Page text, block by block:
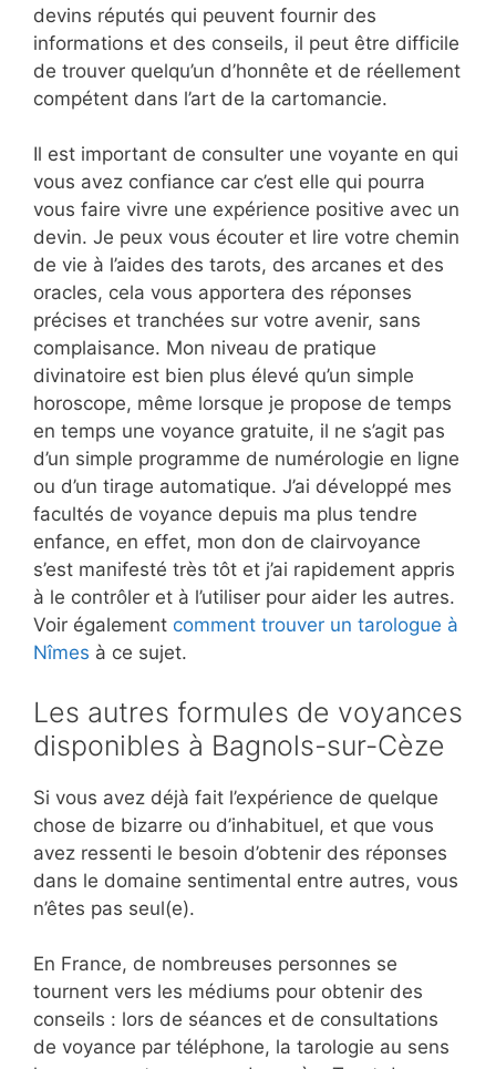
devins réputés qui peuvent fournir des
informations et des conseils, il peut être difficile
de trouver quelqu’un d’honnête et de réellement
compétent dans l’art de la cartomancie.
Il est important de consulter une voyante en qui
vous avez confiance car c’est elle qui pourra
vous faire vivre une expérience positive avec un
devin. Je peux vous écouter et lire votre chemin
de vie à l’aides des tarots, des arcanes et des
oracles, cela vous apportera des réponses
précises et tranchées sur votre avenir, sans
complaisance. Mon niveau de pratique
divinatoire est bien plus élevé qu’un simple
horoscope, même lorsque je propose de temps
en temps une voyance gratuite, il ne s’agit pas
d’un simple programme de numérologie en ligne
ou d’un tirage automatique. J’ai développé mes
facultés de voyance depuis ma plus tendre
enfance, en effet, mon don de clairvoyance
s’est manifesté très tôt et j’ai rapidement appris
à le contrôler et à l’utiliser pour aider les autres.
Voir également comment trouver un tarologue à
Nîmes à ce sujet.
Les autres formules de voyances
disponibles à Bagnols-sur-Cèze
Si vous avez déjà fait l’expérience de quelque
chose de bizarre ou d’inhabituel, et que vous
avez ressenti le besoin d’obtenir des réponses
dans le domaine sentimental entre autres, vous
n’êtes pas seul(e).
En France, de nombreuses personnes se
tournent vers les médiums pour obtenir des
conseils : lors de séances et de consultations
de voyance par téléphone, la tarologie au sens